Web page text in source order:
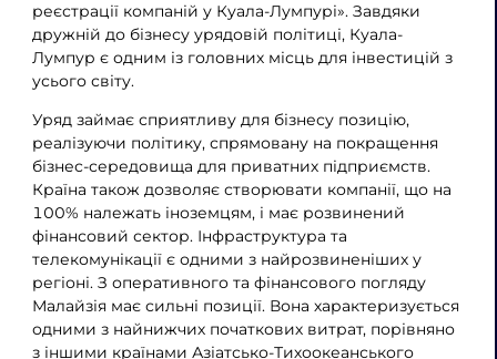
реєстрації компаній у Куала-Лумпурі». Завдяки
дружній до бізнесу урядовій політиці, Куала-
Лумпур є одним із головних місць для інвестицій з
усього світу.
Уряд займає сприятливу для бізнесу позицію,
реалізуючи політику, спрямовану на покращення
бізнес-середовища для приватних підприємств.
Країна також дозволяє створювати компанії, що на
100% належать іноземцям, і має розвинений
фінансовий сектор. Інфраструктура та
телекомунікації є одними з найрозвиненіших у
регіоні. З оперативного та фінансового погляду
Малайзія має сильні позиції. Вона характеризується
одними з найнижчих початкових витрат, порівняно
з іншими країнами Азіатсько-Тихоокеанського